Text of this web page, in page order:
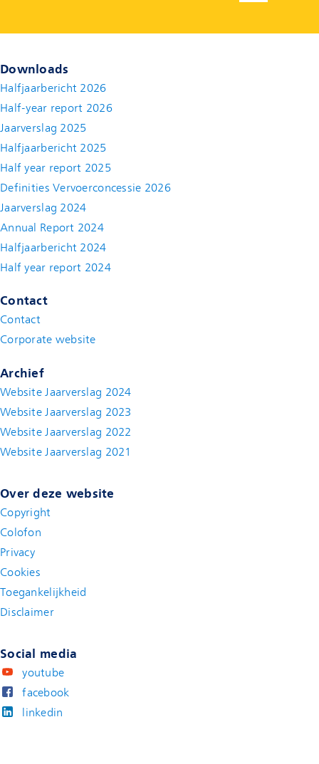
Downloads
Halfjaarbericht 2026
Half-year report 2026
Jaarverslag 2025
Halfjaarbericht 2025
Half year report 2025
Definities Vervoerconcessie 2026
Jaarverslag 2024
Annual Report 2024
Halfjaarbericht 2024
Half year report 2024(new window)
Contact
Contact(new window)
Corporate website
Archief
Website Jaarverslag 2024
Website Jaarverslag 2023
Website Jaarverslag 2022
Website Jaarverslag 2021
Over deze website
Copyright
Colofon
Privacy
Cookies
Toegankelijkheid
Disclaimer(new window)
Social media
youtube
facebook
linkedin